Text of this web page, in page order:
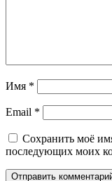
Имя *
Email *
Сохранить моё
последующих моих